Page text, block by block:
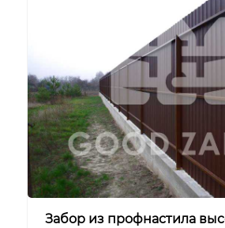
Забор из профнастила